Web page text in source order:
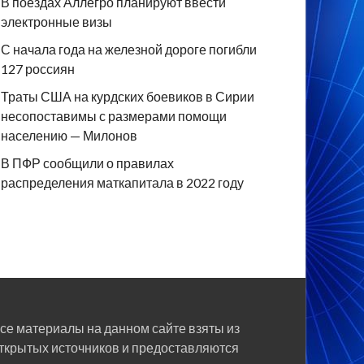
электронные визы
С начала года на железной дороге погибли
127 россиян
Траты США на курдских боевиков в Сирии
несопоставимы с размерами помощи
населению — Милонов
В ПФР сообщили о правилах
распределения маткапитала в 2022 году
материалы на данном сайте взяты из
источников и предоставляются